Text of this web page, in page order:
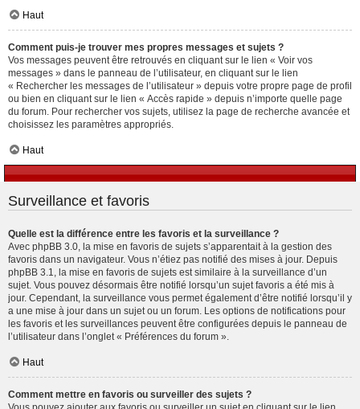
Haut
Comment puis-je trouver mes propres messages et sujets ?
Vos messages peuvent être retrouvés en cliquant sur le lien « Voir vos
messages » dans le panneau de l’utilisateur, en cliquant sur le lien
« Rechercher les messages de l’utilisateur » depuis votre propre page de profil
ou bien en cliquant sur le lien « Accès rapide » depuis n’importe quelle page
du forum. Pour rechercher vos sujets, utilisez la page de recherche avancée et
choisissez les paramètres appropriés.
Haut
Surveillance et favoris
Quelle est la différence entre les favoris et la surveillance ?
Avec phpBB 3.0, la mise en favoris de sujets s’apparentait à la gestion des
favoris dans un navigateur. Vous n’étiez pas notifié des mises à jour. Depuis
phpBB 3.1, la mise en favoris de sujets est similaire à la surveillance d’un
sujet. Vous pouvez désormais être notifié lorsqu’un sujet favoris a été mis à
jour. Cependant, la surveillance vous permet également d’être notifié lorsqu’il y
a une mise à jour dans un sujet ou un forum. Les options de notifications pour
les favoris et les surveillances peuvent être configurées depuis le panneau de
l’utilisateur dans l’onglet « Préférences du forum ».
Haut
Comment mettre en favoris ou surveiller des sujets ?